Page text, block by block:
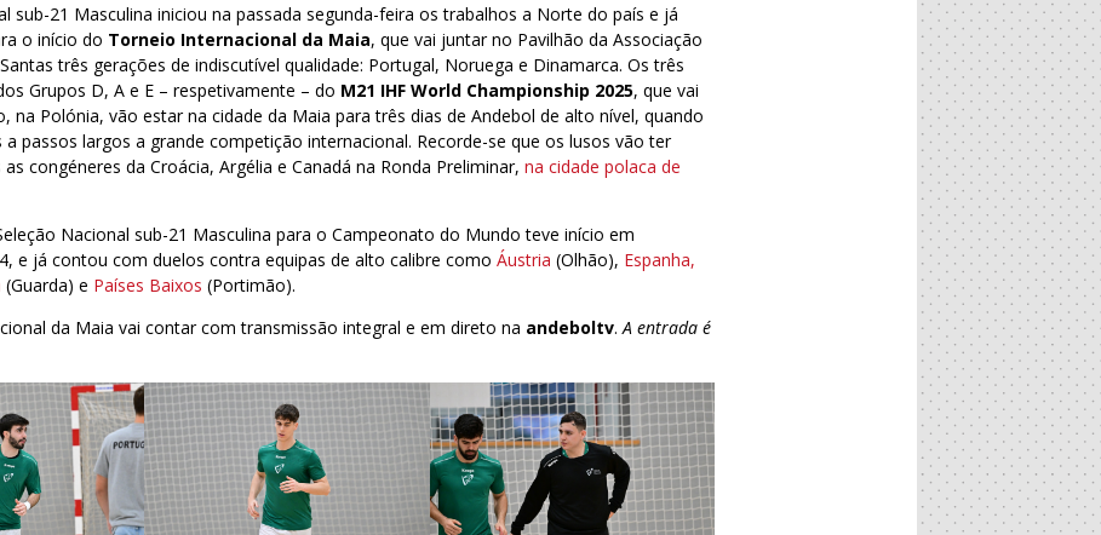
sub-21 Masculina iniciou na passada segunda-feira os trabalhos a Norte do país e já
o início do Torneio Internacional da Maia, que vai juntar no Pavilhão da Associação
três gerações de indiscutível qualidade: Portugal, Noruega e Dinamarca. Os três
Grupos D, A e E – respetivamente – do M21 IHF World Championship 2025, que vai
na Polónia, vão estar na cidade da Maia para três dias de Andebol de alto nível, quando
passos largos a grande competição internacional. Recorde-se que os lusos vão ter
congéneres da Croácia, Argélia e Canadá na Ronda Preliminar,na cidade polaca de
Nacional sub-21 Masculina para o Campeonato do Mundo teve início em
e já contou com duelos contra equipas de alto calibre comoÁustria (Olhão), Espanha,
(Guarda) e Países Baixos (Portimão).
da Maia vai contar com transmissão integral e em direto na andeboltv.A entrada é